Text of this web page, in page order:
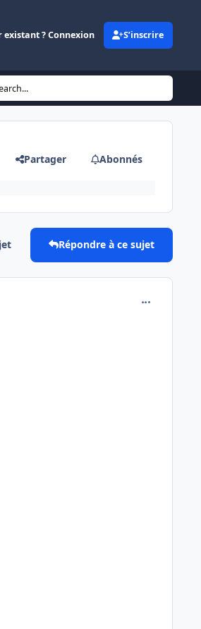
? Connexion S’inscrire
Partager Abonnés
Répondre à ce sujet